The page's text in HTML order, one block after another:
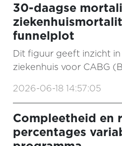
30-daagse
funnelplot
Dit figuur geeft inzicht
ziekenhuis voor CABG
2026-06-18 14:57:05
Compleetheid en
percentages